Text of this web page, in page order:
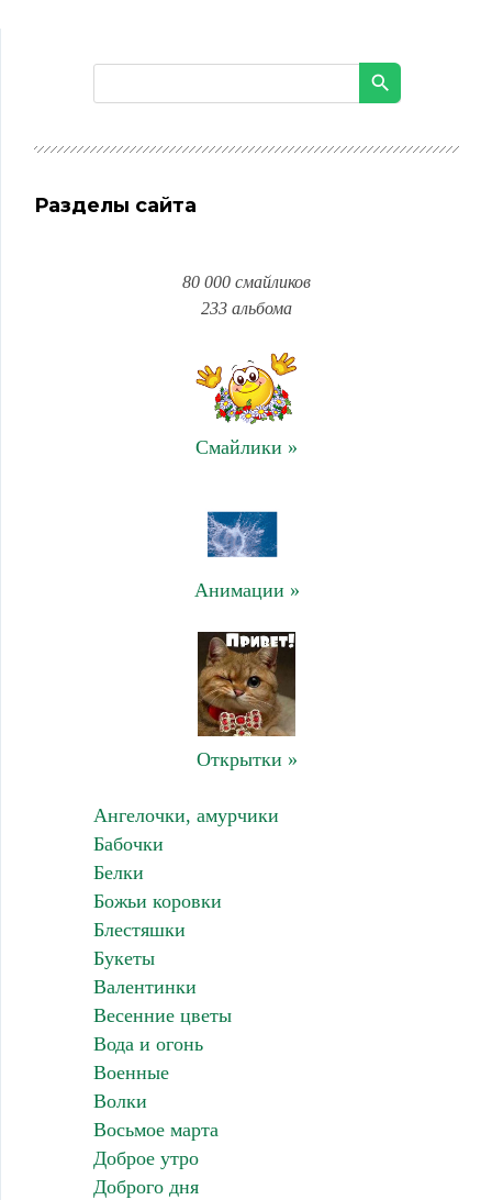
Разделы сайта
80 000 смайликов
233 альбома
Смайлики »
Анимации »
Открытки »
Ангелочки, амурчики
Бабочки
Белки
Божьи коровки
Блестяшки
Букеты
Валентинки
Весенние цветы
Вода и огонь
Военные
Волки
Восьмое марта
Доброе утро
Доброго дня